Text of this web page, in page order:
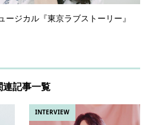
ージカル『東京ラブストーリー』
連記事一覧
INTERVIEW